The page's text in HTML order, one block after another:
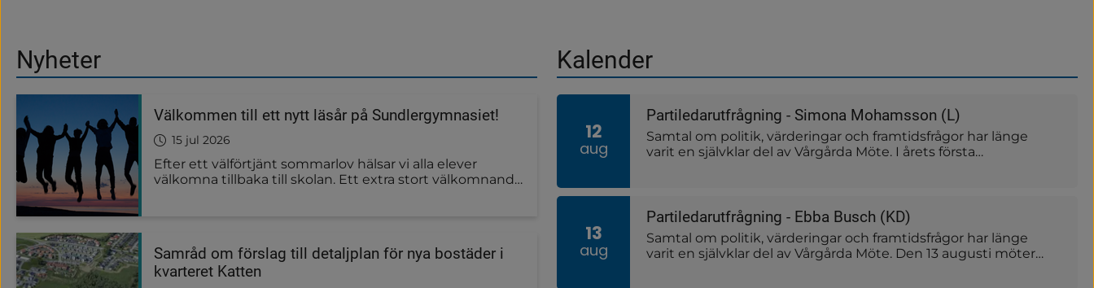
Nyheter
Välkommen till ett nytt läsår på Sundlergymnasiet!
15 jul 2026
Efter ett välförtjänt sommarlov hälsar vi alla elever
välkomna tillbaka till skolan. Ett extra stort välkomnande
Samråd om förslag till detaljplan för nya bostäder i
kvarteret Katten
Kalender
Datum
12
aug
Partiledarutfrågning - Simona Mohamsson (L)
Samtal om politik, värderingar och framtidsfrågor har länge
varit en självklar del av Vårgårda Möte. I årets första
Datum
13
aug
Partiledarutfrågning - Ebba Busch (KD)
Samtal om politik, värderingar och framtidsfrågor har länge
varit en självklar del av Vårgårda Möte. Den 13 augusti möter